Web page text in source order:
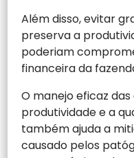
Além disso, evitar
preserva a
poderiam
financeira da
O manejo eficaz
produtividade e a
também ajuda a
causado pelos